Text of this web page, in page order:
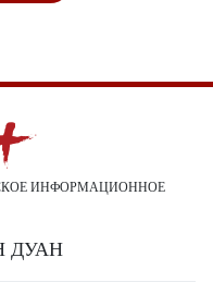
ИНФОРМАЦИОННОЕ
ДУАН